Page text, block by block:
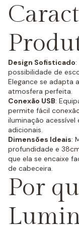
Design Sofisticado
possibilidade de
Elegance se adapta
atmosfera perfeita.
Conexão USB:
permite fácil
iluminação
adicionais.
Dimensões Ideais:
profundidade e
que ela se encaixe
de cabeceira.
Por